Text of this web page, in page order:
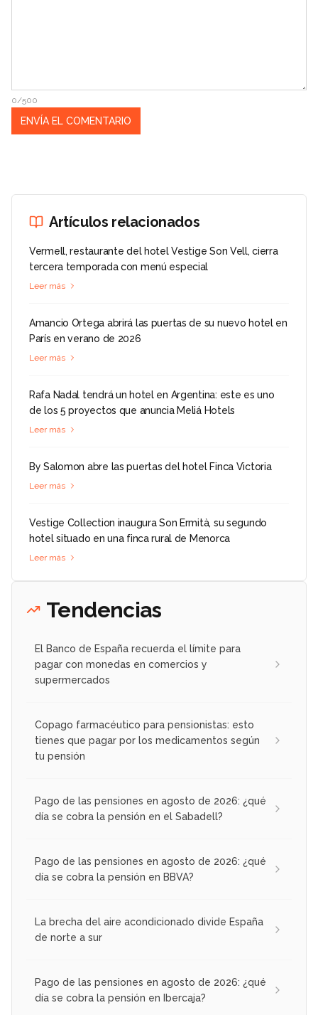
0/500
Artículos relacionados
Vermell, restaurante del hotel Vestige Son Vell, cierra
tercera temporada con menú especial
Leer más
Amancio Ortega abrirá las puertas de su nuevo hotel en
París en verano de 2026
Leer más
Rafa Nadal tendrá un hotel en Argentina: este es uno
de los 5 proyectos que anuncia Meliá Hotels
Leer más
By Salomon abre las puertas del hotel Finca Victoria
Leer más
Vestige Collection inaugura Son Ermità, su segundo
hotel situado en una finca rural de Menorca
Leer más
Tendencias
El Banco de España recuerda el límite para
pagar con monedas en comercios y
supermercados
Copago farmacéutico para pensionistas: esto
tienes que pagar por los medicamentos según
tu pensión
Pago de las pensiones en agosto de 2026: ¿qué
día se cobra la pensión en el Sabadell?
Pago de las pensiones en agosto de 2026: ¿qué
día se cobra la pensión en BBVA?
La brecha del aire acondicionado divide España
de norte a sur
Pago de las pensiones en agosto de 2026: ¿qué
día se cobra la pensión en Ibercaja?